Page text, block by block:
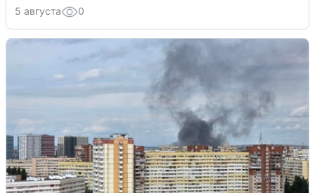
5 августа 0